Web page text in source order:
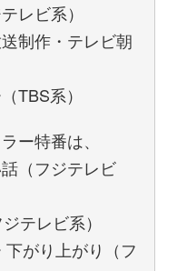
レビ系）
制作・テレビ朝
TBS系）
ー特番は、
（フジテレビ
テレビ系）
下がり上がり（フ